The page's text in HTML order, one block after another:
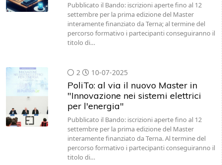
Pubblicato il Bando: iscrizioni aperte fino al 12
settembre per la prima edizione del Master
interamente finanziato da Terna; al termine del
percorso formativo i partecipanti conseguiranno il
titolo di…
2 10-07-2025
PoliTo: al via il nuovo Master in
"Innovazione nei sistemi elettrici
per l'energia"
Pubblicato il Bando: iscrizioni aperte fino al 12
settembre per la prima edizione del Master
interamente finanziato da Terna. Al termine del
percorso formativo i partecipanti conseguiranno il
titolo di…